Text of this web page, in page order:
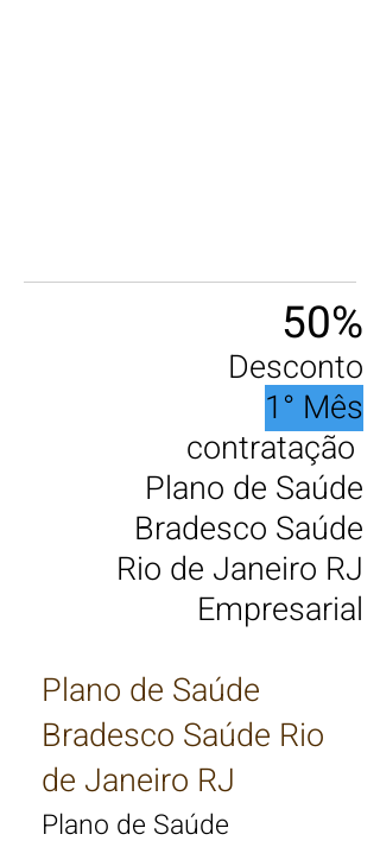
50%
Desconto
1° Mês
contratação
Plano de Saúde
Bradesco Saúde
Rio de Janeiro RJ
Empresarial
Plano de Saúde
Bradesco Saúde Rio
de Janeiro RJ
Plano de Saúde